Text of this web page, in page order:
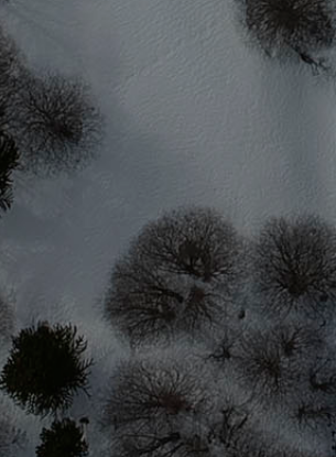
WC
AHORRO EN PEAJE
Eje simple, pagas como